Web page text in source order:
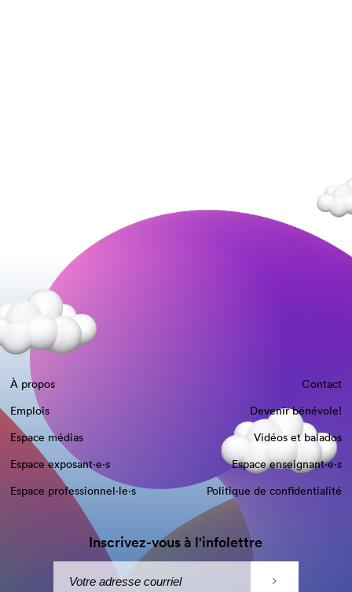
À propos
Contact
Emplois
Devenir bénévole!
Espace médias
Vidéos et balados
Espace exposant·e⋅s
Espace enseignant·e⋅s
Espace professionnel·le⋅s
Politique de confidentialité
Inscrivez-vous à l'infolettre